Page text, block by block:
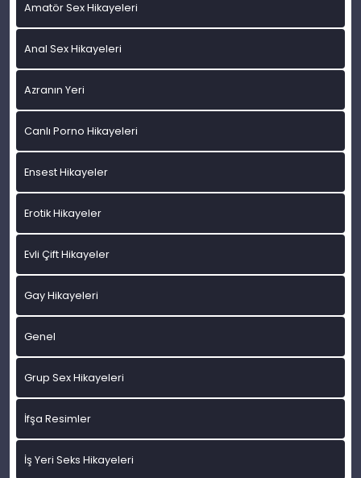
Amatör Sex Hikayeleri
Anal Sex Hikayeleri
Azranın Yeri
Canlı Porno Hikayeleri
Ensest Hikayeler
Erotik Hikayeler
Evli Çift Hikayeler
Gay Hikayeleri
Genel
Grup Sex Hikayeleri
İfşa Resimler
İş Yeri Seks Hikayeleri